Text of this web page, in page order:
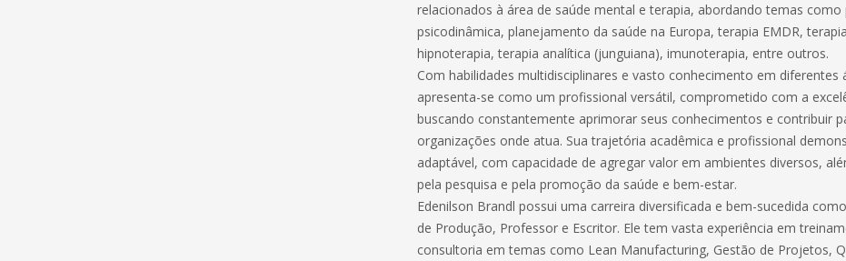
relacionados à área de saúde mental e terapia, abordando temas como
psicodinâmica, planejamento da saúde na Europa, terapia EMDR,
hipnoterapia, terapia analítica (junguiana), imunoterapia, entre outros.
Com habilidades multidisciplinares e vasto conhecimento em diferentes
apresenta-se como um profissional versátil, comprometido com a
buscando constantemente aprimorar seus conhecimentos e contribuir
organizações onde atua. Sua trajetória acadêmica e profissional
adaptável, com capacidade de agregar valor em ambientes diversos,
pela pesquisa e pela promoção da saúde e bem-estar.
Edenilson Brandl possui uma carreira diversificada e bem-sucedida
de Produção, Professor e Escritor. Ele tem vasta experiência em
consultoria em temas como Lean Manufacturing, Gestão de Projetos,